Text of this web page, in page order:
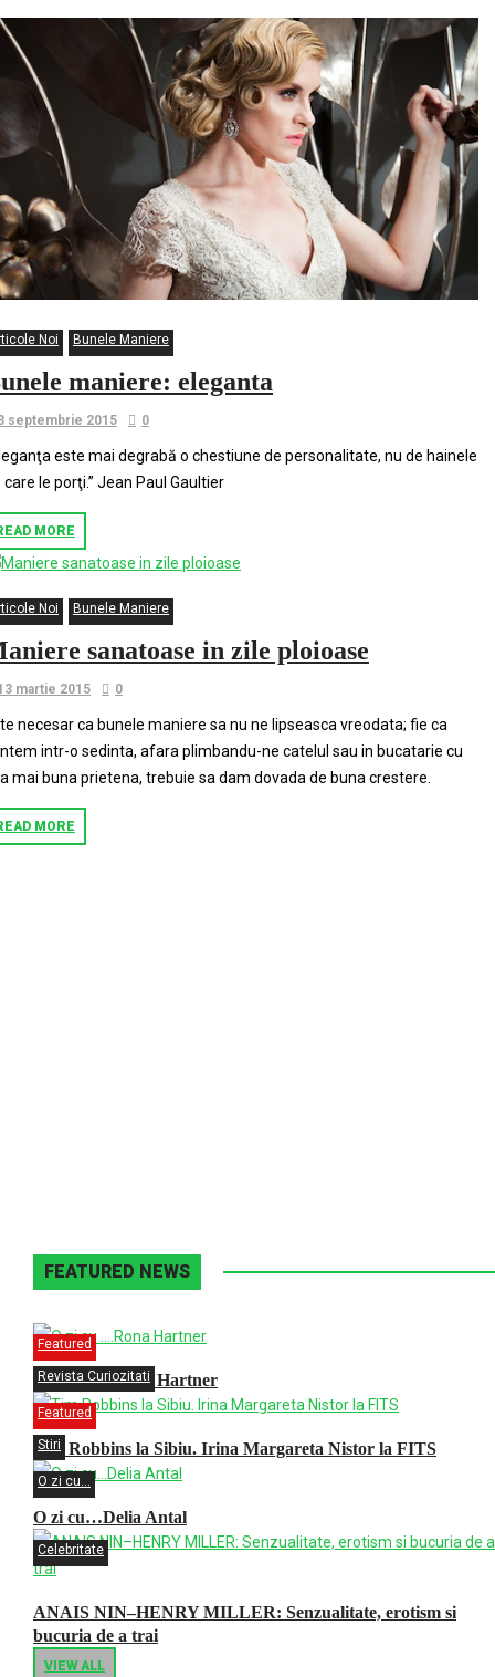
Noi Bunele Maniere
maniere: eleganta
septembrie 2015 0
este mai degrabă o chestiune de personalitate, nu de hainele
care le porţi.” Jean Paul Gaultier
MORE
Noi Bunele Maniere
sanatoase in zile ploioase
martie 2015 0
necesar ca bunele maniere sa nu ne lipseasca vreodata; fie ca
intr-o sedinta, afara plimbandu-ne catelul sau in bucatarie cu
mai buna prietena, trebuie sa dam dovada de buna crestere.
MORE
FEATURED NEWS
Featured
Revista Curiozitati
O zi cu ….Rona Hartner
Featured
Stiri
Tim Robbins la Sibiu. Irina Margareta Nistor la FITS
O zi cu...
O zi cu…Delia Antal
Celebritate
ANAIS NIN–HENRY MILLER: Senzualitate, erotism si
bucuria de a trai
VIEW ALL